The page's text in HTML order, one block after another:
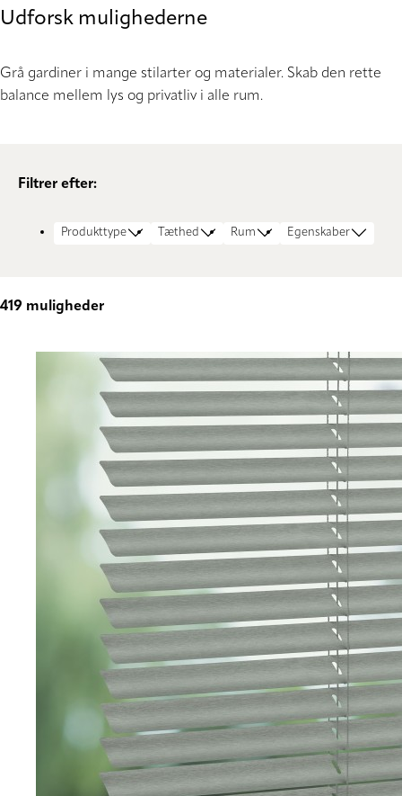
Udforsk mulighederne
Grå gardiner i mange stilarter og materialer. Skab den rette
balance mellem lys og privatliv i alle rum.
Filtrer efter:
Produkttype Tæthed Rum Egenskaber
419 muligheder